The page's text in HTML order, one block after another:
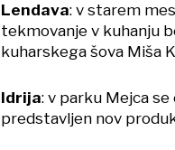
Lendava: v starem
tekmovanje v kuhanju
kuharskega šova Miša
Idrija: v parku Mejca se
predstavljen nov